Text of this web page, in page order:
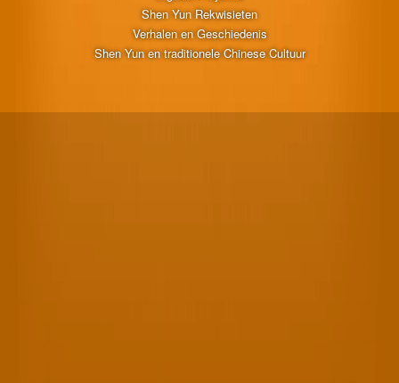
Shen Yun Rekwisieten
Verhalen en Geschiedenis
Shen Yun en traditionele Chinese Cultuur